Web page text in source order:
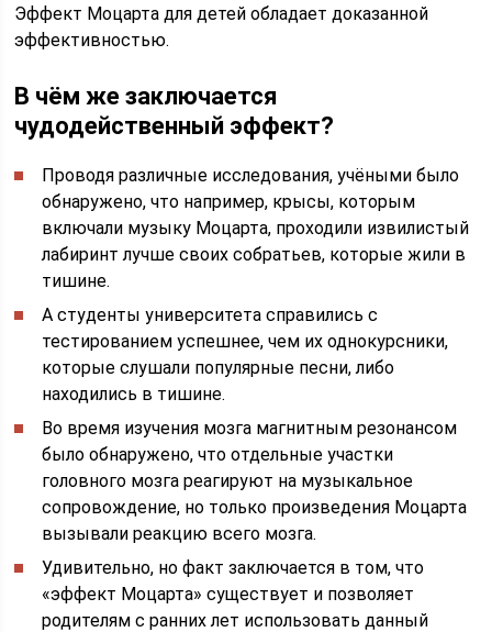
Эффект Моцарта для детей обладает доказанной
эффективностью.
В чём же заключается
чудодейственный эффект?
Проводя различные исследования, учёными было
обнаружено, что например, крысы, которым
включали музыку Моцарта, проходили извилистый
лабиринт лучше своих собратьев, которые жили в
тишине.
А студенты университета справились с
тестированием успешнее, чем их однокурсники,
которые слушали популярные песни, либо
находились в тишине.
Во время изучения мозга магнитным резонансом
было обнаружено, что отдельные участки
головного мозга реагируют на музыкальное
сопровождение, но только произведения Моцарта
вызывали реакцию всего мозга.
Удивительно, но факт заключается в том, что
«эффект Моцарта» существует и позволяет
родителям с ранних лет использовать данный